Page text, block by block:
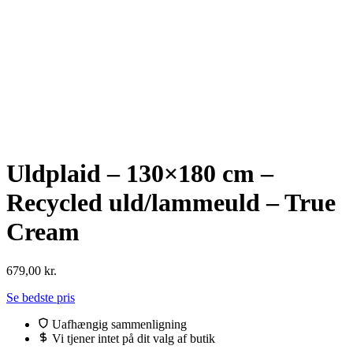
Uldplaid – 130×180 cm –
Recycled uld/lammeuld – True
Cream
679,00 kr.
Se bedste pris
Uafhængig sammenligning
Vi tjener intet på dit valg af butik